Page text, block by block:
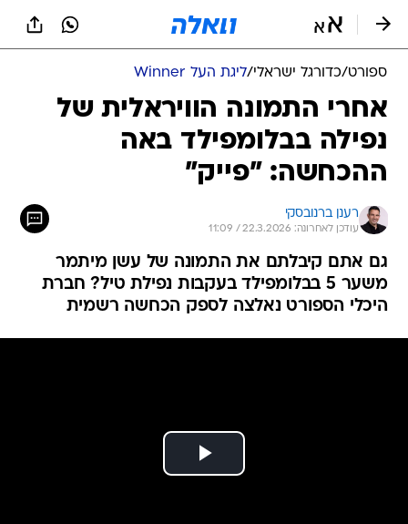
ספורט/כדורגל ישראלי/ליגת העל Winner
אחרי התמונה הוויראלית של
נפילה בבלומפילד באה
ההכחשה: "פייק"
רענן ברנובסקי
עודכן לאחרונה: 22.3.2026 / 11:09
גם אתם קיבלתם את התמונה של עשן מיתמר
משער 5 בבלומפילד בעקבות נפילת טיל? חברת
היכלי הספורט נאלצה לספק הכחשה רשמית